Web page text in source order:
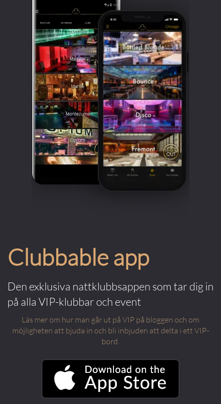
Clubbable
sociala
konton
Clubbable app
Den exklusiva nattklubbsappen som tar dig in
på alla VIP-klubbar och event
Läs mer om hur man går ut på VIP på bloggen och om
möjligheten att bjuda in och bli inbjuden att delta i ett VIP-
bord.